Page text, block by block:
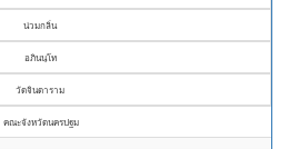
น่วมกลิ่น
อภินนฺโท
วัดจินดาราม
คณะจังหวัดนครปฐม